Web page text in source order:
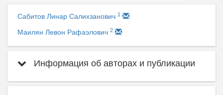
Сабитов Линар Салихзанович 1
Маилян Левон Рафаэлович 2
Информация об авторах и публикации